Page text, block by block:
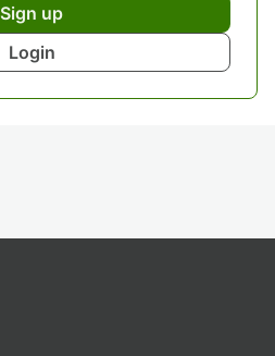
Sign up
Login